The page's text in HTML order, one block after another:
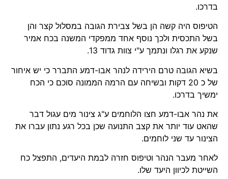
בדרכו.
הטיפוס היה קשה הן בשל צבירת הגובה במסלול קצר והן
בשל התכסית ולכך נוסף אחד ממפקדי המשנה בכח אמיר
שנקע את רגלו ונתמך ע"י צוות גדוד 13.
בשיא הגובה טרם הירידה לנהר אבו-דמע התברר כי יש איחור
של כ 20 דקות ובשיחה עם הרמה הממונה סוכם כי הכח
ימשיך בדרכו.
את נהר אבו-דמע חצו הלוחמים ע"ג צינור מים עגול דבר
שהאט עוד יותר את קצב התנועה שכן בכל רגע נתון עברו את
הצינור עד שני לוחמים.
לאחר מעבר הנהר וטיפוס חזרה לבמת היעדים, התפצל כח
השייטת לכיוון היעד שלו.